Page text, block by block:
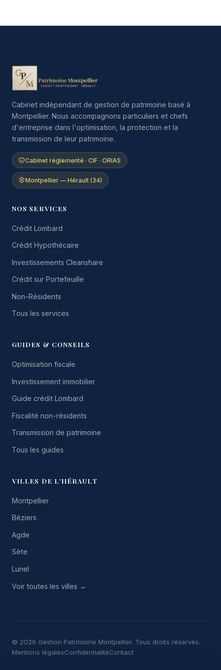
Cabinet indépendant de gestion de patrimoine basé à
Montpellier. Nous accompagnons particuliers et chefs
d'entreprise dans l'optimisation, la protection et la
transmission de leur patrimoine.
Cabinet réglementé · CIF · ORIAS
Montpellier — Hérault (34)
NOS SERVICES
Crédit Lombard
Crédit Hypothécaire
Investissements Cleanshare
Crédit sur Portefeuille
Non-Résidents
Tous les services
GUIDES & CONSEILS
Optimisation fiscale
Investissement immobilier
Guide crédit Lombard
Fiscalité non-résidents
Transmission de patrimoine
Tous les guides
VILLES DE L'HÉRAULT
Montpellier
Béziers
Agde
Sète
Lunel
Voir toutes les villes →
© 2026 Gestion Patrimoine Montpellier. Tous droits réservés.
Mentions légalesConfidentialitéContact